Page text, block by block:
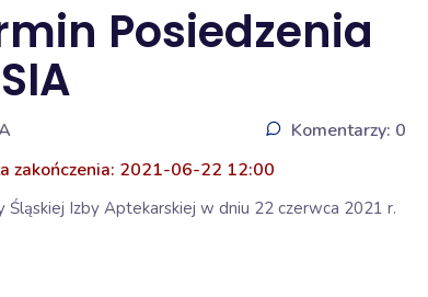
Posiedzenia
Komentarzy: 0
zakończenia: 2021-06-22 12:00
Izby Aptekarskiej w dniu 22 czerwca 2021 r.